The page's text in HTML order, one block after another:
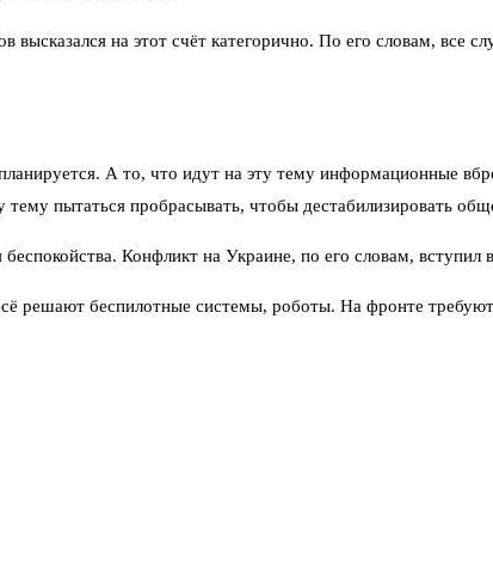
высказался на этот счёт категорично. По его словам,
А то, что идут на эту тему информационные
пытаться пробрасывать, чтобы дестабилизировать
Конфликт на Украине, по его словам,
беспилотные системы, роботы. На фронте